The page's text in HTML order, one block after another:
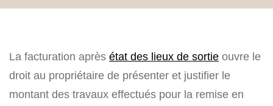
La facturation après état des lieux de sortie ouvre le
droit au propriétaire de présenter et justifier le
montant des travaux effectués pour la remise en